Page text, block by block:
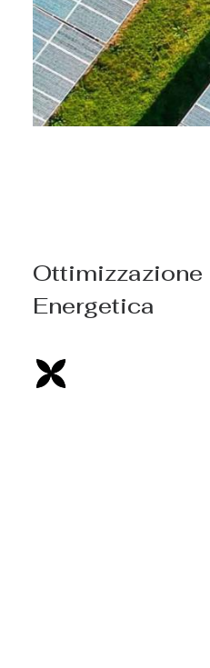
Ottimizzazione
Energetica